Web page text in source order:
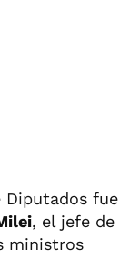
Diputados fue
, el jefe de
ministros